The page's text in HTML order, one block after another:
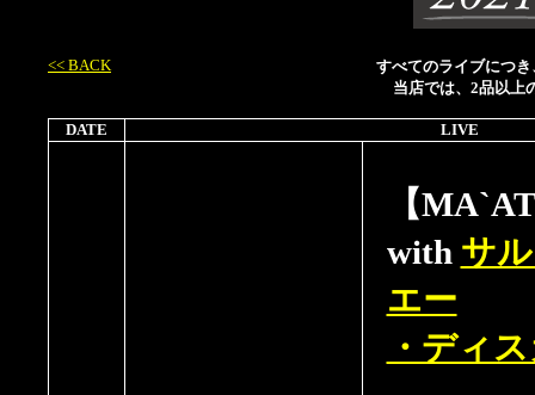
すべてのライブにつ
当店では、2品以上
<< BACK
DATE LIVE
【
with サ
エー
・ディ